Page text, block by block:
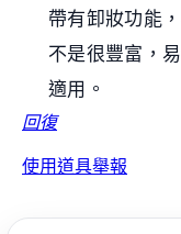
帶有卸妝功能
不是很豐富，
適用。
回復
使用道具舉報